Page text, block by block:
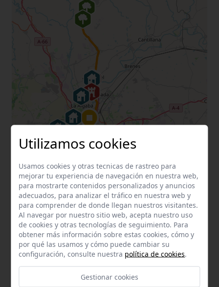
Utilizamos cookies
Usamos cookies y otras tecnicas de rastreo para
mejorar tu experiencia de navegación en nuestra web,
para mostrarte contenidos personalizados y anuncios
adecuados, para analizar el tráfico en nuestra web y
para comprender de donde llegan nuestros visitantes.
Al navegar por nuestro sitio web, acepta nuestro uso
de cookies y otras tecnologías de seguimiento. Para
obtener más información sobre estas cookies, cómo y
por qué las usamos y cómo puede cambiar su
configuración, consulte nuestra política de cookies.
Gestionar cookies